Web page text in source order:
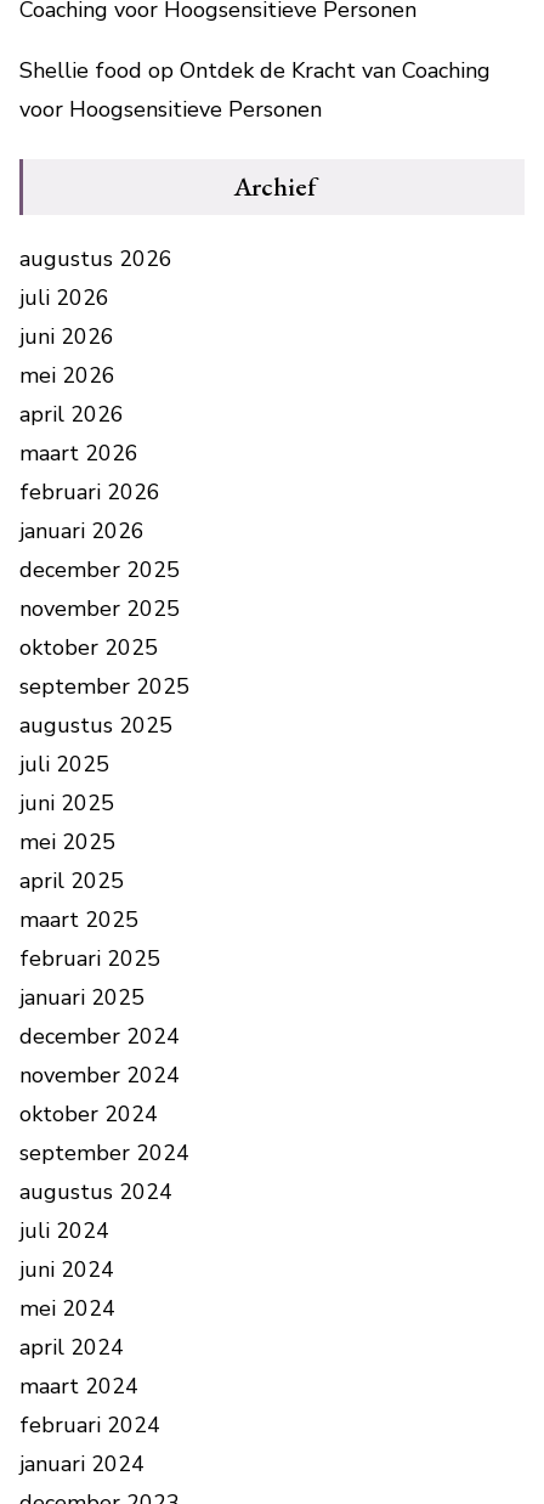
Coaching voor Hoogsensitieve Personen
Shellie food op Ontdek de Kracht van Coaching
voor Hoogsensitieve Personen
Archief
augustus 2026
juli 2026
juni 2026
mei 2026
april 2026
maart 2026
februari 2026
januari 2026
december 2025
november 2025
oktober 2025
september 2025
augustus 2025
juli 2025
juni 2025
mei 2025
april 2025
maart 2025
februari 2025
januari 2025
december 2024
november 2024
oktober 2024
september 2024
augustus 2024
juli 2024
juni 2024
mei 2024
april 2024
maart 2024
februari 2024
januari 2024